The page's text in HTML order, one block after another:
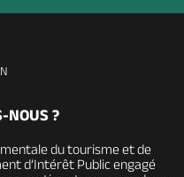
NOUS ?
du tourisme et de
d’Intérêt Public engagé